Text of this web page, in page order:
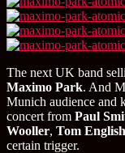
The next UK band
Maximo Park. And
Munich audience and
concert from Paul
Wooller, Tom English
certain trigger.